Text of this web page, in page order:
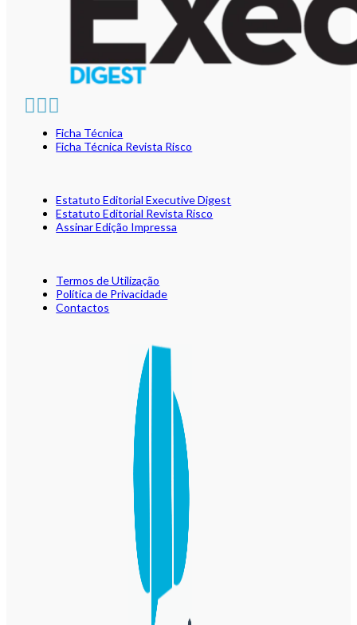
Ficha Técnica
Ficha Técnica Revista Risco
Estatuto Editorial Executive Digest
Estatuto Editorial Revista Risco
Assinar Edição Impressa
Termos de Utilização
Política de Privacidade
Contactos